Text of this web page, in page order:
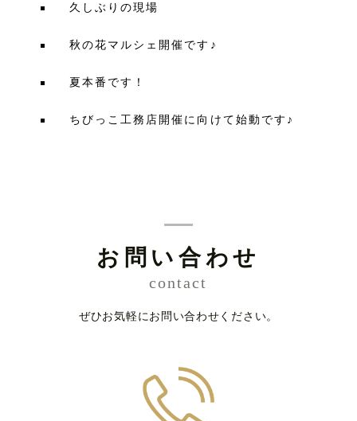
久しぶりの現場
秋の花マルシェ開催です♪
夏本番です！
ちびっこ工務店開催に向けて始動です♪
お問い合わせ
contact
ぜひお気軽にお問い合わせください。